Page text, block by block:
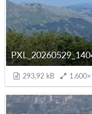
293,92 kB